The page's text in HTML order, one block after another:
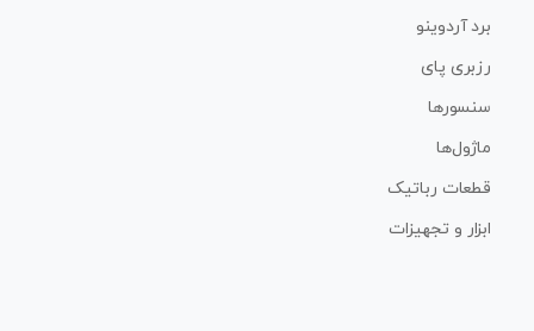
برد آردوینو
رزبری پای
سنسورها
ماژول‌ها
قطعات رباتیک
ابزار و تجهیزات